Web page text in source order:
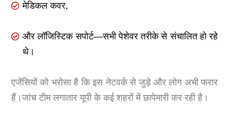
मेडिकल कवर,
और लॉजिस्टिक सपोर्ट—सभी पेशेवर तरीके से संचालित हो रहे
थे।
एजेंसियों को भरोसा है कि इस नेटवर्क से जुड़े और लोग अभी फरार
हैं।जांच टीम लगातार यूपी के कई शहरों में छापेमारी कर रही है।